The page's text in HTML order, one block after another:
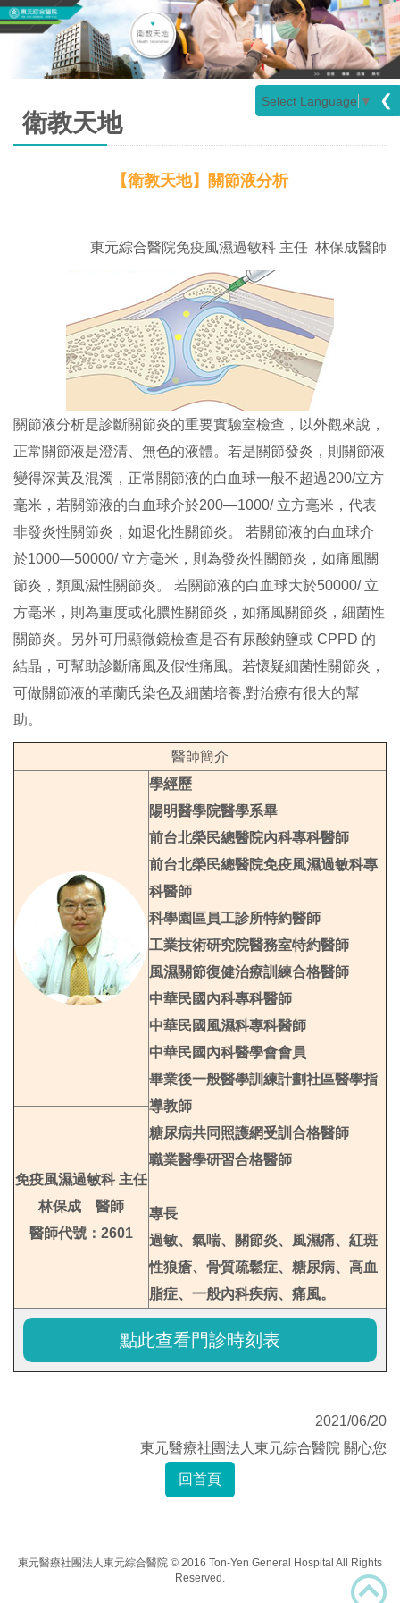
Select Language ▼ ❮
衛教天地
【衛教天地】關節液分析
東元綜合醫院免疫風濕過敏科 主任 林保成醫師
關節液分析是診斷關節炎的重要實驗室檢查，以外觀來說，
正常關節液是澄清、無色的液體。若是關節發炎，則關節液
變得深黃及混濁，正常關節液的白血球一般不超過200/立方
毫米，若關節液的白血球介於200—1000/ 立方毫米，代表
非發炎性關節炎，如退化性關節炎。 若關節液的白血球介
於1000—50000/ 立方毫米，則為發炎性關節炎，如痛風關
節炎，類風濕性關節炎。 若關節液的白血球大於50000/ 立
方毫米，則為重度或化膿性關節炎，如痛風關節炎，細菌性
關節炎。另外可用顯微鏡檢查是否有尿酸鈉鹽或 CPPD 的
結晶，可幫助診斷痛風及假性痛風。若懷疑細菌性關節炎，
可做關節液的革蘭氏染色及細菌培養,對治療有很大的幫
助。
醫師簡介
學經歷
陽明醫學院醫學系畢
前台北榮民總醫院內科專科醫師
前台北榮民總醫院免疫風濕過敏科專
科醫師
科學園區員工診所特約醫師
工業技術研究院醫務室特約醫師
風濕關節復健治療訓練合格醫師
中華民國內科專科醫師
中華民國風濕科專科醫師
中華民國內科醫學會會員
畢業後一般醫學訓練計劃社區醫學指
導教師
糖尿病共同照護網受訓合格醫師
職業醫學研習合格醫師
專長
過敏、氣喘、關節炎、風濕痛、紅斑
性狼瘡、骨質疏鬆症、糖尿病、高血
脂症、一般內科疾病、痛風。
免疫風濕過敏科 主任
林保成 醫師
醫師代號：2601
點此查看門診時刻表
2021/06/20
東元醫療社團法人東元綜合醫院 關心您
回首頁
東元醫療社團法人東元綜合醫院 © 2016 Ton-Yen General Hospital All Rights
Reserved.